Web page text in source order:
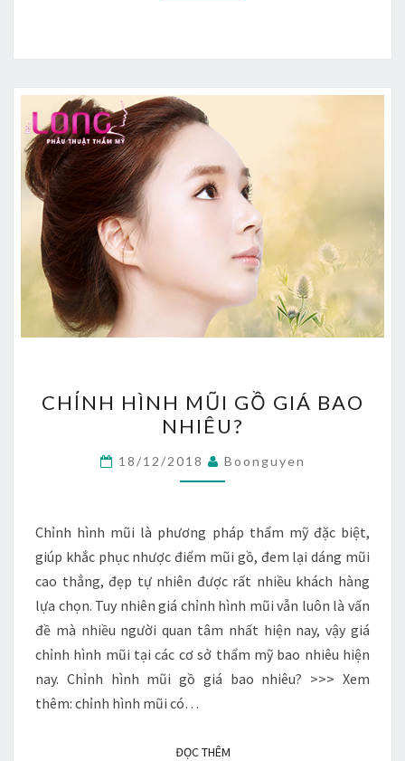
HÌNH
MŨI
GỒ
GIÁ
NHIÊU?
CHỈNH HÌNH MŨI GỒ GIÁ BAO
NHIÊU?
18/12/2018 Boonguyen
Chỉnh hình mũi là phương pháp thẩm mỹ đặc biệt,
giúp khắc phục nhược điểm mũi gồ, đem lại dáng mũi
cao thẳng, đẹp tự nhiên được rất nhiều khách hàng
lựa chọn. Tuy nhiên giá chỉnh hình mũi vẫn luôn là vấn
đề mà nhiều người quan tâm nhất hiện nay, vậy giá
chỉnh hình mũi tại các cơ sở thẩm mỹ bao nhiêu hiện
nay. Chỉnh hình mũi gồ giá bao nhiêu? >>> Xem
thêm: chỉnh hình mũi có…
ĐỌC THÊMĐỌC THÊM